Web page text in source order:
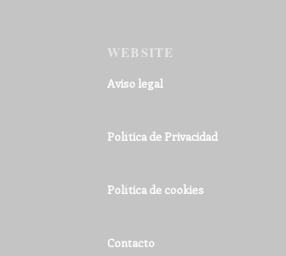
WEBSITE
Aviso legal
Política de Privacidad
Política de cookies
Contacto